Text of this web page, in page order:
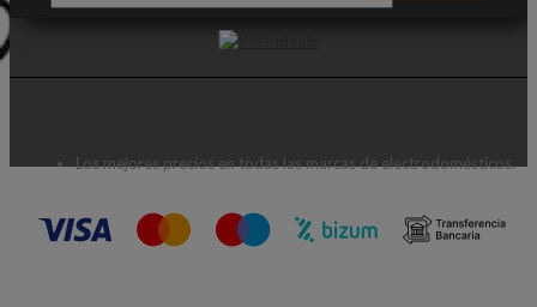
Los mejores precios en todas las marcas de electrodomésticos.